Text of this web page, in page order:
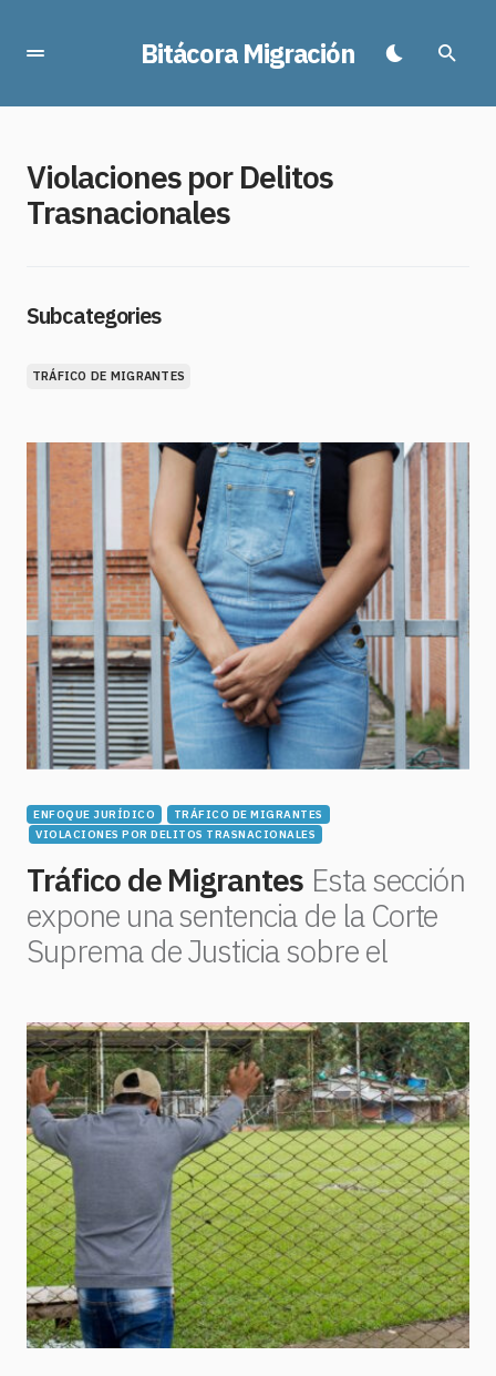
Bitácora Migración
Violaciones por Delitos
Trasnacionales
Subcategories
TRÁFICO DE MIGRANTES
ENFOQUE JURÍDICO
TRÁFICO DE MIGRANTES
VIOLACIONES POR DELITOS TRASNACIONALES
Tráfico de Migrantes Esta sección
expone una sentencia de la Corte
Suprema de Justicia sobre el